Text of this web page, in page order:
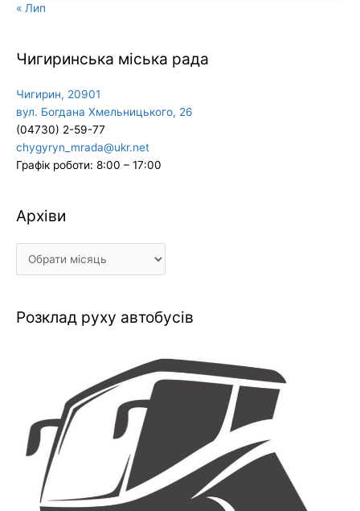
« Лип
Чигиринська міська рада
Чигирин, 20901
вул. Богдана Хмельницького, 26
(04730) 2-59-77
chygyryn_mrada@ukr.net
Графік роботи: 8:00 – 17:00
Архіви
Архіви
Розклад руху автобусів